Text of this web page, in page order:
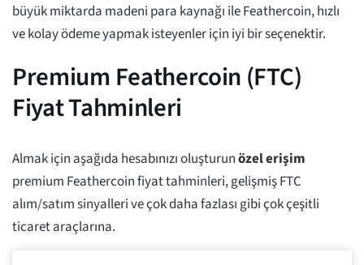
büyük miktarda madeni para kaynağı ile Feathercoin, hızlı
ve kolay ödeme yapmak isteyenler için iyi bir seçenektir.
Premium Feathercoin (FTC)
Fiyat Tahminleri
Almak için aşağıda hesabınızı oluşturunözel erişim
premium Feathercoin fiyat tahminleri, gelişmiş FTC
alım/satım sinyalleri ve çok daha fazlası gibi çok çeşitli
ticaret araçlarına.